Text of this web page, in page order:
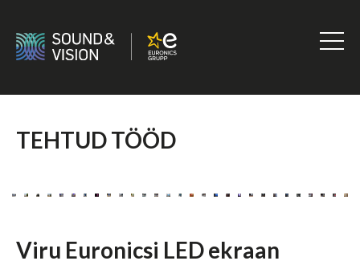
content
Sound
TEHTUD TÖÖD
Viru Euronicsi LED ekraan